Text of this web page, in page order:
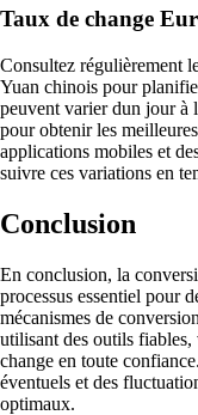
Taux de change
Consultez régulièrement
Yuan chinois pour
peuvent varier dun jour à
pour obtenir les
applications mobiles et
suivre ces variations en
Conclusion
En conclusion, la
processus essentiel pour
mécanismes de
utilisant des outils fiables,
change en toute
éventuels et des
optimaux.